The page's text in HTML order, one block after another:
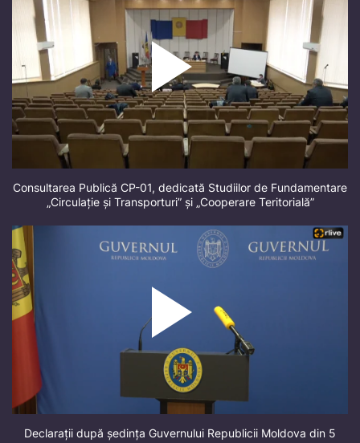
Consultarea Publică CP-01, dedicată Studiilor de Fundamentare
„Circulație și Transporturi” și „Cooperare Teritorială”
Declarații după ședința Guvernului Republicii Moldova din 5